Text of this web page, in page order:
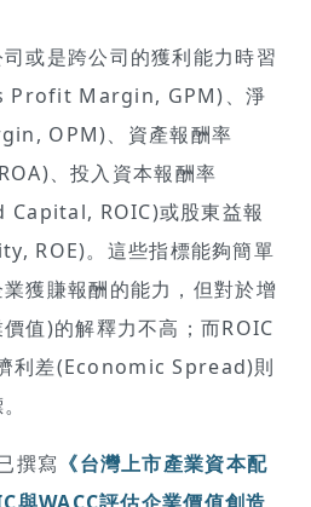
或是跨公司的獲利能力時習
Profit Margin, GPM)、淨
OPM)、資產報酬率
、投入資本報酬率
ROIC)或股東益報
ROE)。這些指標能夠簡單
獲賺報酬的能力，但對於增
值)的解釋力不高；而ROIC
利差(Economic Spread)則
撰寫 《台灣上市產業資本配